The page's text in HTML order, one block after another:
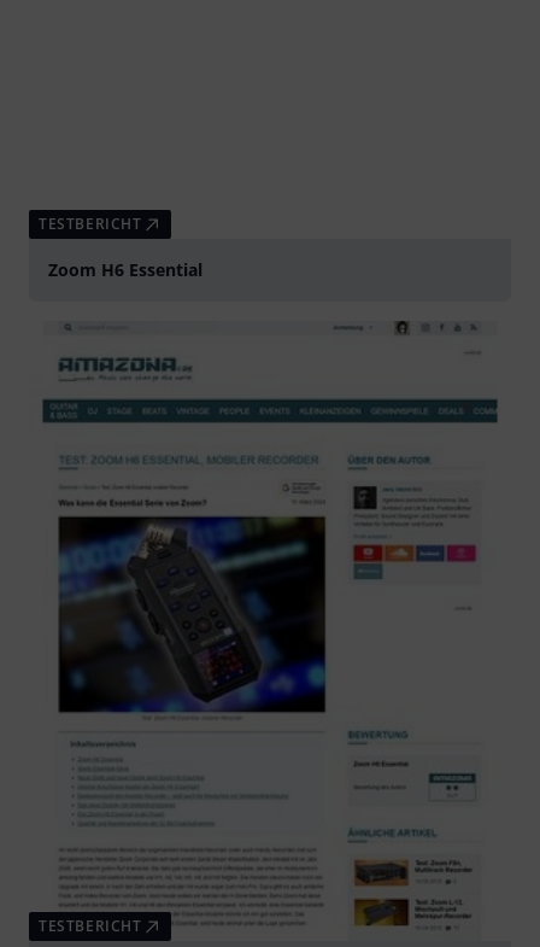
TESTBERICHT
Zoom H6 Essential
TESTBERICHT